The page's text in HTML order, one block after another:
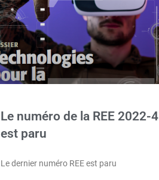
Le numéro de la REE 2022-4
est paru
Le dernier numéro REE est paru